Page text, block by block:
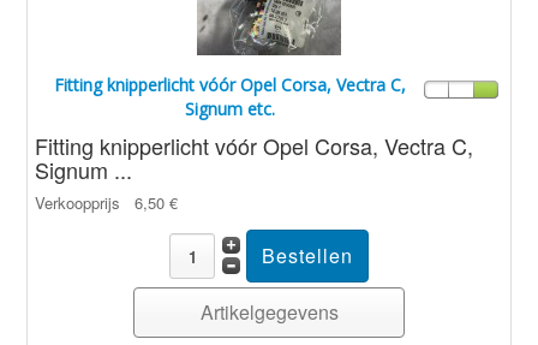
Fitting knipperlicht vóór Opel Corsa, Vectra C,
Signum etc.
Fitting knipperlicht vóór Opel Corsa, Vectra C,
Signum ...
Verkoopprijs 6,50 €
Artikelgegevens